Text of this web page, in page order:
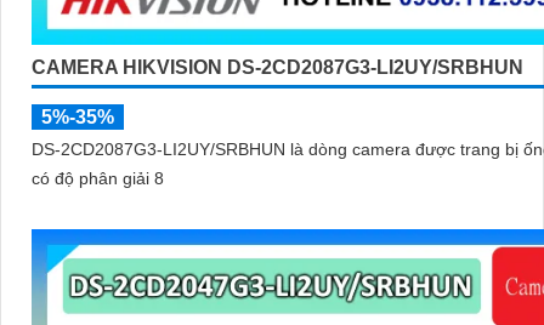
CAMERA HIKVISION DS-2CD2087G3-LI2UY/SRBHUN
5%-35%
DS-2CD2087G3-LI2UY/SRBHUN là dòng camera được trang bị
có độ phân giải 8